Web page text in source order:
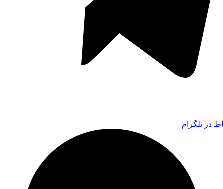
در تلگرام